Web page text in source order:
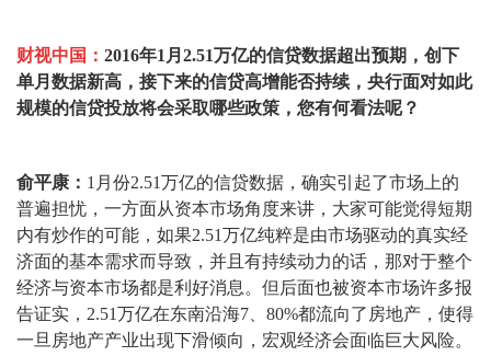
财视中国： 2016年1月2.51万亿的信贷数据超出预期，创下
单月数据新高，接下来的信贷高增能否持续，央行面对如此
规模的信贷投放将会采取哪些政策，您有何看法呢？
俞平康： 1月份2.51万亿的信贷数据，确实引起了市场上的
普遍担忧，一方面从资本市场角度来讲，大家可能觉得短期
内有炒作的可能，如果2.51万亿纯粹是由市场驱动的真实经
济面的基本需求而导致，并且有持续动力的话，那对于整个
经济与资本市场都是利好消息。但后面也被资本市场许多报
告证实，2.51万亿在东南沿海7、80%都流向了房地产，使得
一旦房地产产业出现下滑倾向，宏观经济会面临巨大风险。